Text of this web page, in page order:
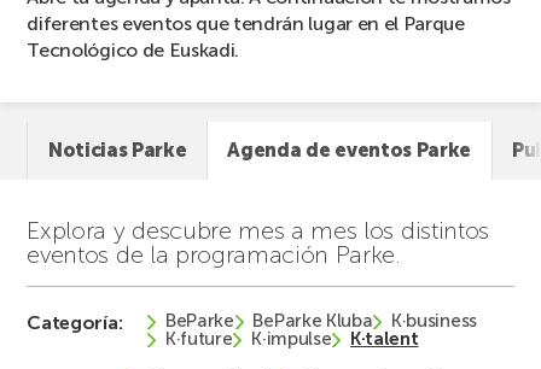
diferentes eventos que tendrán lugar en el Parque
Tecnológico de Euskadi.
Noticias Parke Agenda de eventos Parke
Explora y descubre mes a mes los distintos
eventos de la programación Parke.
Categoría: BeParke BeParke Kluba
K·business
K·future
K·impulse K·talent